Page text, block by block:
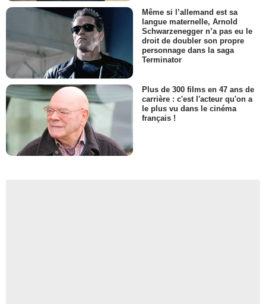
Même si l’allemand est sa
langue maternelle, Arnold
Schwarzenegger n’a pas eu le
droit de doubler son propre
personnage dans la saga
Terminator
Plus de 300 films en 47 ans de
carrière : c'est l'acteur qu'on a
le plus vu dans le cinéma
français !